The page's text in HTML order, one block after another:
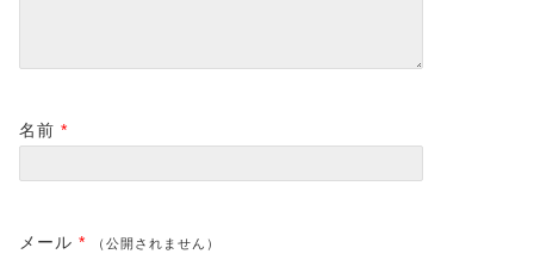
名前 *
メール * （公開されません）